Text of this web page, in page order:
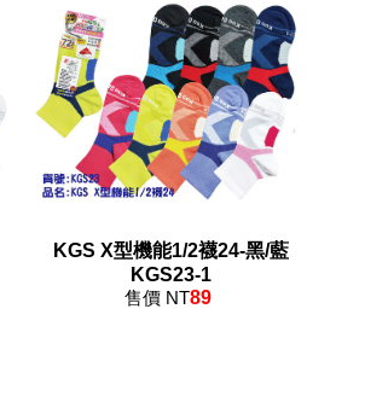
KGS X型機能1/2襪24-黑/藍
KGS23-1
售價 NT89